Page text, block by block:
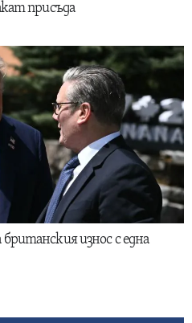
присъда
износ с една